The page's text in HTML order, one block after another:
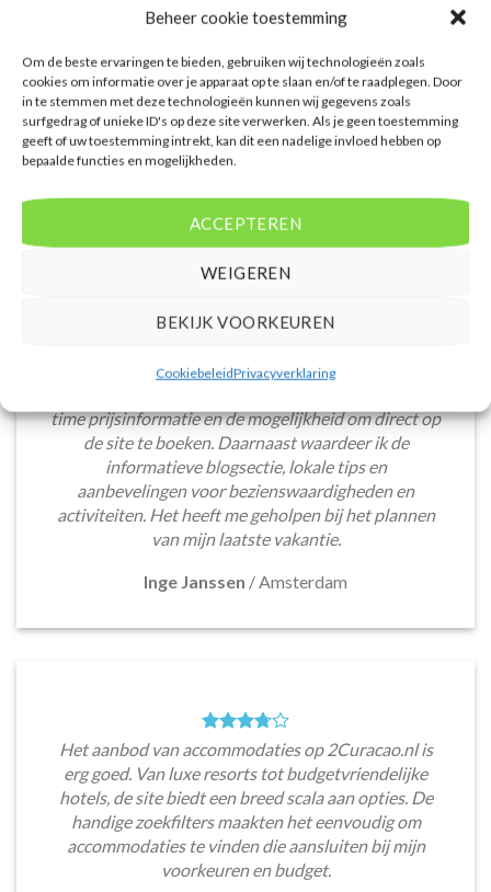
Beheer cookie toestemming
Om de beste ervaringen te bieden, gebruiken wij technologieën zoals
cookies om informatie over je apparaat op te slaan en/of te raadplegen. Door
in te stemmen met deze technologieën kunnen wij gegevens zoals
surfgedrag of unieke ID's op deze site verwerken. Als je geen toestemming
geeft of uw toestemming intrekt, kan dit een nadelige invloed hebben op
bepaalde functies en mogelijkheden.
ACCEPTEREN
WEIGEREN
BEKIJK VOORKEUREN
CookiebeleidPrivacyverklaring
822.00 per persoon.
PRIJZEN EN BOEKEN
965.00 per persoon.
PRIJZEN EN BOEKEN
accommodaties met verschillende filters zoals
time prijsinformatie en de mogelijkheid om direct op
de site te boeken. Daarnaast waardeer ik de
informatieve blogsectie, lokale tips en
aanbevelingen voor bezienswaardigheden en
activiteiten. Het heeft me geholpen bij het plannen
van mijn laatste vakantie.
Inge Janssen / Amsterdam
Het aanbod van accommodaties op 2Curacao.nl is
erg goed. Van luxe resorts tot budgetvriendelijke
hotels, de site biedt een breed scala aan opties. De
handige zoekfilters maakten het eenvoudig om
accommodaties te vinden die aansluiten bij mijn
voorkeuren en budget.